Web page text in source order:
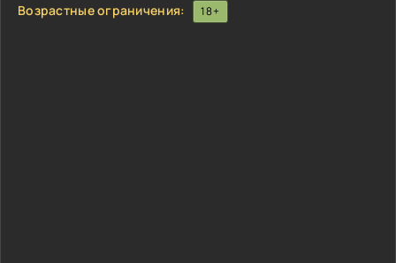
Возрастные ограничения: 18+